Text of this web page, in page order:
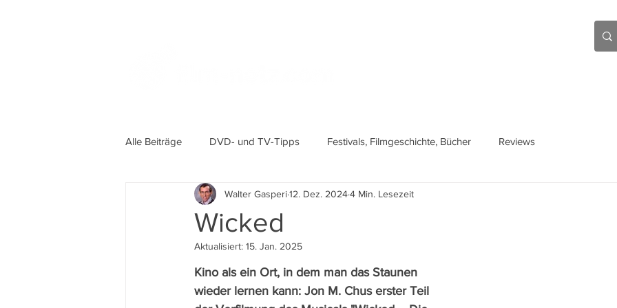
Alle Beiträge DVD- und TV-Tipps Festivals, Filmgeschichte, Bücher Reviews
Wicked
Walter Gasperi12. Dez. 20244 Min. Lesezeit
Aktualisiert: 15. Jan. 2025
Kino als ein Ort, in dem man das Staunen
wieder lernen kann: Jon M. Chus erster Teil